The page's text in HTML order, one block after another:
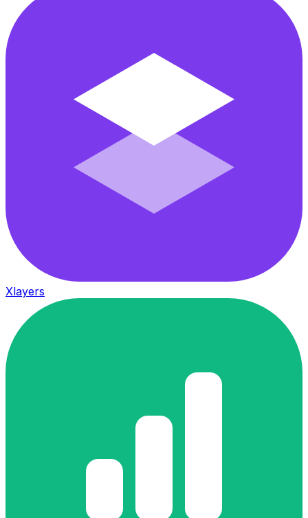
Xlayers